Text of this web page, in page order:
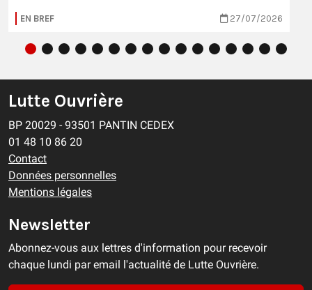
EN BREF 27/07/2026
Lutte Ouvrière
BP 20029 - 93501 PANTIN CEDEX
01 48 10 86 20
Contact
Données personnelles
Mentions légales
Newsletter
Abonnez-vous aux lettres d'information pour recevoir
chaque lundi par email l'actualité de Lutte Ouvrière.